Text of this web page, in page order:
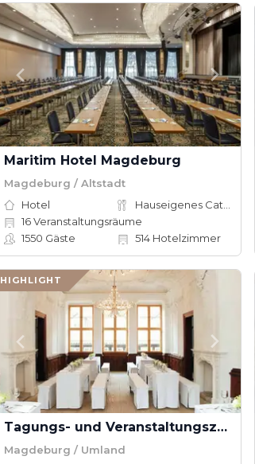
Maritim Hotel Magdeburg
Magdeburg / Altstadt
Hotel
16Veranstaltungsräume
1550 Gäste 514 Hotelzimmer
HIGHLIGHT
Tagungs- und Veranstaltungszentrum Palais Salfeldt
Magdeburg / Umland